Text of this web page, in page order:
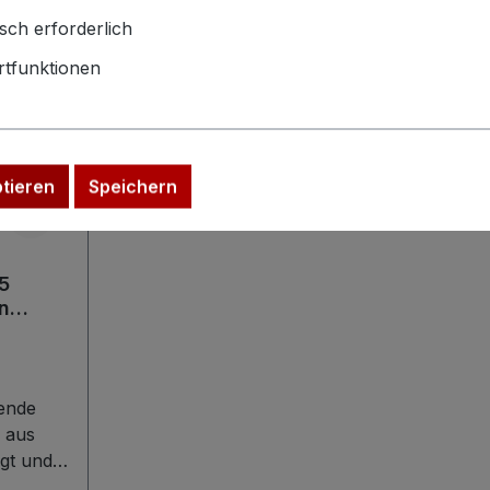
und
erforderlich
Speichern